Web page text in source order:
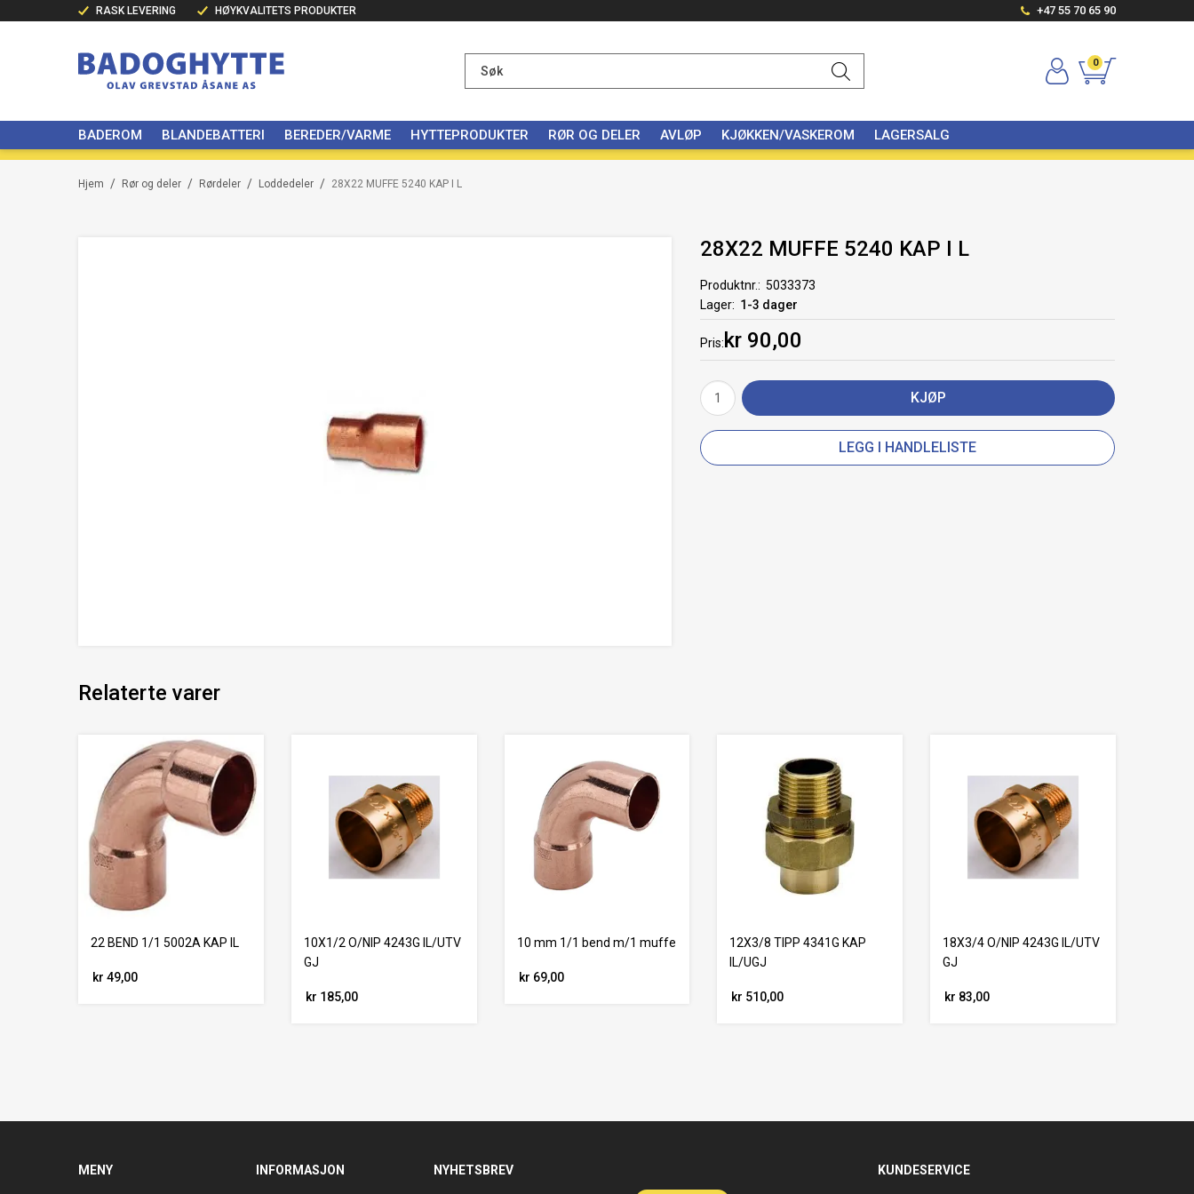
RASK LEVERING HØYKVALITETS PRODUKTER +47 55 70 65 90
0
BADEROM BLANDEBATTERI BEREDER/VARME HYTTEPRODUKTER RØR OG DELER AVLØP KJØKKEN/VASKEROM LAGERSALG
/
Hjem /
Rør og deler /
Rørdeler /
Loddedeler 28X22 MUFFE 5240 KAP I L
28X22 MUFFE 5240 KAP I L
Produktnr.
5033373
Lager
1-3 dager
Pris kr 90,00
KJØP
LEGG I HANDLELISTE
Relaterte varer
22 BEND 1/1 5002A KAP IL
kr 49,00
10X1/2 O/NIP 4243G IL/UTV
GJ
kr 185,00
10 mm 1/1 bend m/1 muffe
kr 69,00
12X3/8 TIPP 4341G KAP
IL/UGJ
kr 510,00
18X3/4 O/NIP 4243G IL/UTV
GJ
kr 83,00
MENY INFORMASJON NYHETSBREV KUNDESERVICE